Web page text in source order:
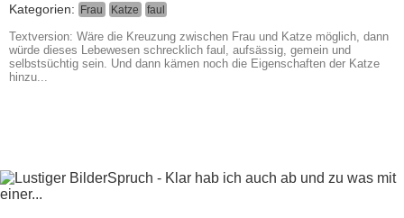
Kategorien: Frau Katze faul
Textversion: Wäre die Kreuzung zwischen Frau und Katze möglich, dann
würde dieses Lebewesen schrecklich faul, aufsässig, gemein und
selbstsüchtig sein. Und dann kämen noch die Eigenschaften der Katze
hinzu...